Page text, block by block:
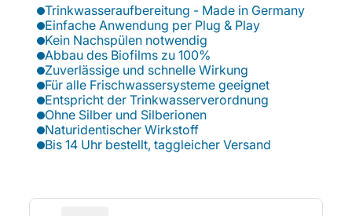
Trinkwasseraufbereitung - Made in Germany
Einfache Anwendung per Plug & Play
Kein Nachspülen notwendig
Abbau des Biofilms zu 100%
Zuverlässige und schnelle Wirkung
Für alle Frischwassersysteme geeignet
Entspricht der Trinkwasserverordnung
Ohne Silber und Silberionen
Naturidentischer Wirkstoff
Bis 14 Uhr bestellt, taggleicher Versand